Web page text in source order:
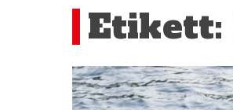
Etikett: